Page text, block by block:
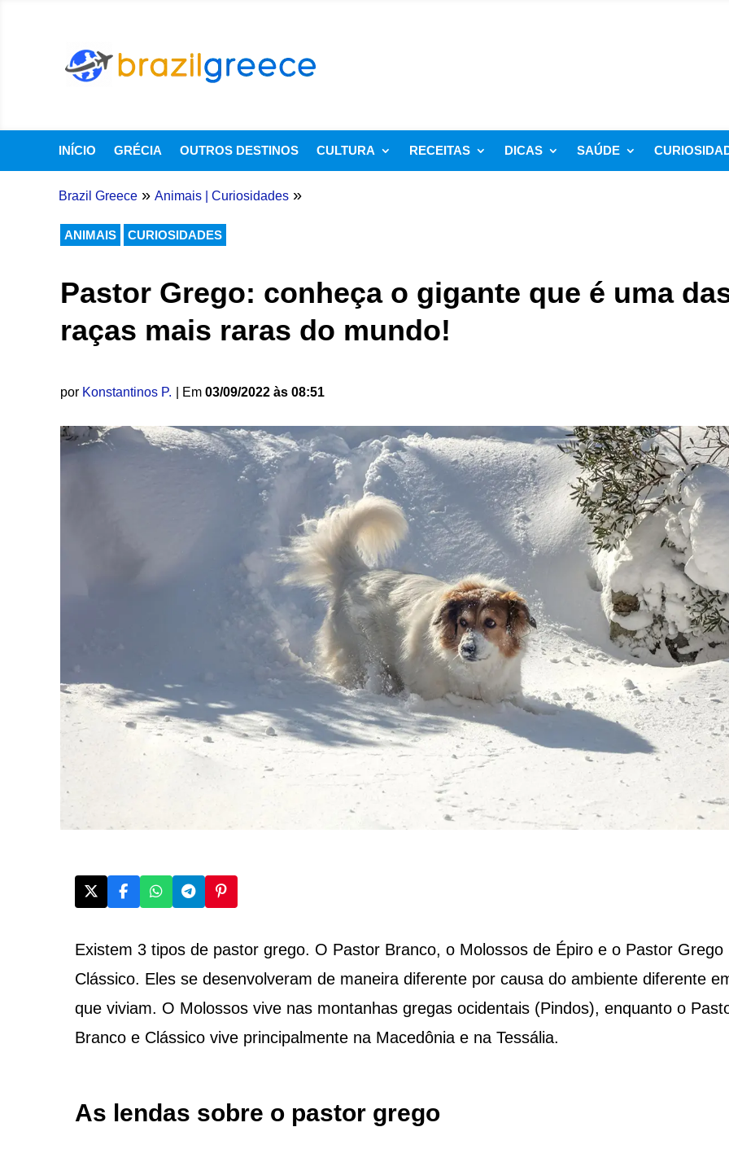
INÍCIO GRÉCIA OUTROS DESTINOS CULTURA RECEITAS DICAS SAÚDE
Brazil Greece » Animais| Curiosidades »
ANIMAIS CURIOSIDADES
Pastor Grego: conheça o gigante que é uma
raças mais raras do mundo!
por Konstantinos P. | Em 03/09/2022 às 08:51
Existem 3 tipos de pastor grego. O Pastor Branco, o Molossos de Épiro e o Pastor Grego
Clássico. Eles se desenvolveram de maneira diferente por causa do ambiente diferente
que viviam. O Molossos vive nas montanhas gregas ocidentais (Pindos), enquanto o
Branco e Clássico vive principalmente na Macedônia e na Tessália.
As lendas sobre o pastor grego